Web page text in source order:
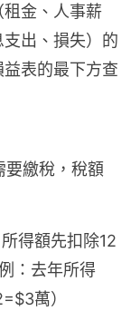
租金、人事薪
支出、損失）的
表的最下方查
要繳稅，稅額
得額先扣除12
：去年所得
萬）